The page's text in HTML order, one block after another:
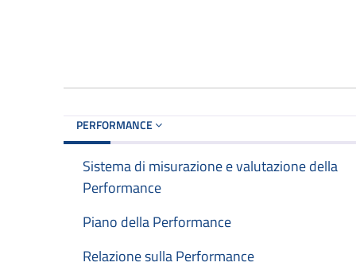
PERFORMANCE
Sistema di misurazione e valutazione della
Performance
Piano della Performance
Relazione sulla Performance